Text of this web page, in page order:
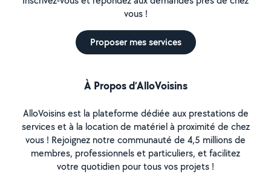
vous !
Proposer mes services
À Propos d’AlloVoisins
AlloVoisins est la plateforme dédiée aux prestations de
services et à la location de matériel à proximité de chez
vous ! Rejoignez notre communauté de 4,5 millions de
membres, professionnels et particuliers, et facilitez
votre quotidien pour tous vos projets !